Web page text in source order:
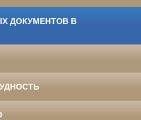
ДОКУМЕНТОВ В